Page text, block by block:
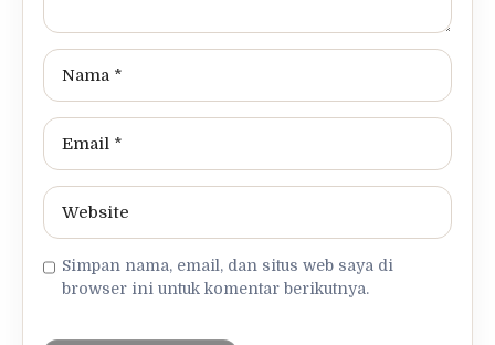
Simpan nama, email, dan situs web saya di
browser ini untuk komentar berikutnya.